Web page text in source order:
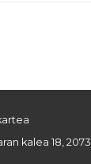
kalea 18,